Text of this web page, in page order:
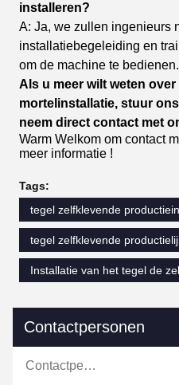
installeren?
A: Ja, we zullen ingenieurs
installatiebegeleiding en
om de machine te bedienen.
Als u meer wilt weten
mortelinstallatie, stuur
neem direct contact met
Warm Welkom om contact
meer informatie !
Tags:
tegel zelfklevende
tegel zelfklevende
Installatie van het tegel de
Contactpersonen
Contactpersonen: